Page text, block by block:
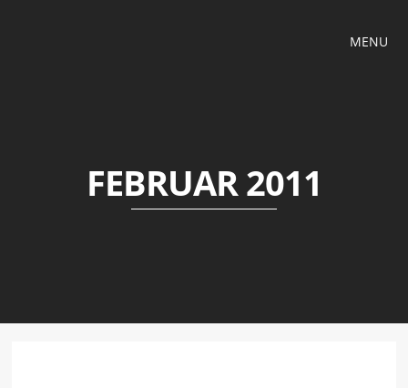
MENU
FEBRUAR 2011